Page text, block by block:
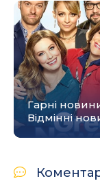
Гарні
Відмінні